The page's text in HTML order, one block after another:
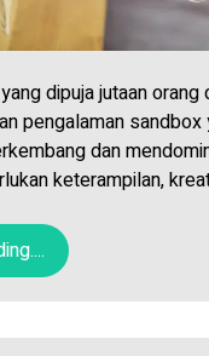
dipuja jutaan orang
pengalaman sandbox
dan
keterampilan,